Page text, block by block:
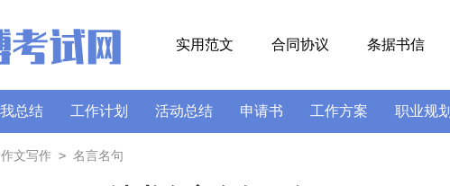
实用范文 合同协议 条据书信
总结 工作计划 活动总结 申请书 工作方案 职业规划
广播稿 通讯稿
作文写作 > 名言名句